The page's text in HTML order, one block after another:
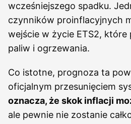
wcześniejszego spadku.
czynników proinflacyjnych
wejście w życie ETS2, które
paliw i ogrzewania.
Co istotne, prognoza ta
oficjalnym przesunięciem
oznacza, że skok inflacji
ale pewnie nie zostanie